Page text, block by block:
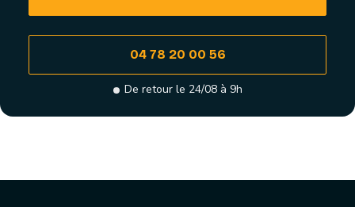
04 78 20 00 56
De retour le 24/08 à 9h